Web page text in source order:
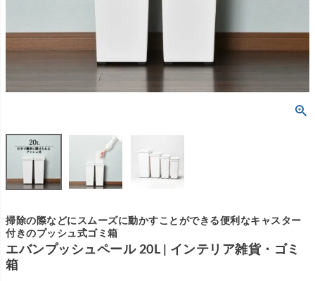
掃除の際などにスムーズに動かすことができる便利なキャスター
付きのプッシュ式ゴミ箱
エバンプッシュペール 20L | インテリア雑貨・ゴミ
箱